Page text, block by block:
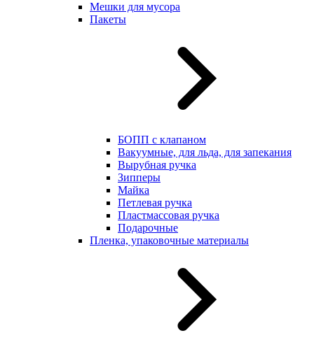
Мешки для мусора
Пакеты
БОПП с клапаном
Вакуумные, для льда, для запекания
Вырубная ручка
Зипперы
Майка
Петлевая ручка
Пластмассовая ручка
Подарочные
Пленка, упаковочные материалы